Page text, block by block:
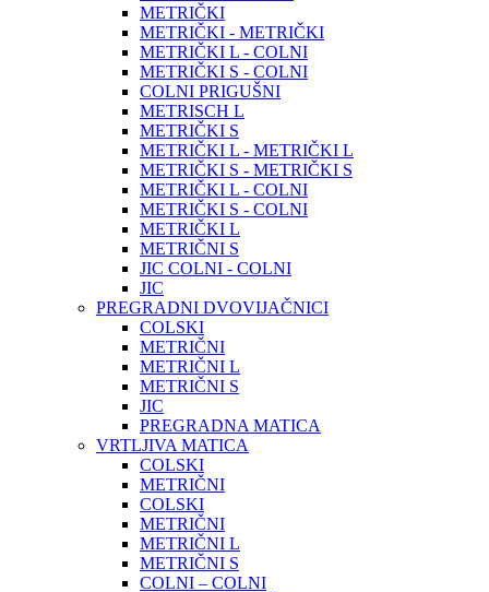
METRIČKI
METRIČKI - METRIČKI
METRIČKI L - COLNI
METRIČKI S - COLNI
COLNI PRIGUŠNI
METRISCH L
METRIČKI S
METRIČKI L - METRIČKI L
METRIČKI S - METRIČKI S
METRIČKI L - COLNI
METRIČKI S - COLNI
METRIČKI L
METRIČNI S
JIC COLNI - COLNI
JIC
PREGRADNI DVOVIJAČNICI
COLSKI
METRIČNI
METRIČNI L
METRIČNI S
JIC
PREGRADNA MATICA
VRTLJIVA MATICA
COLSKI
METRIČNI
COLSKI
METRIČNI
METRIČNI L
METRIČNI S
COLNI – COLNI